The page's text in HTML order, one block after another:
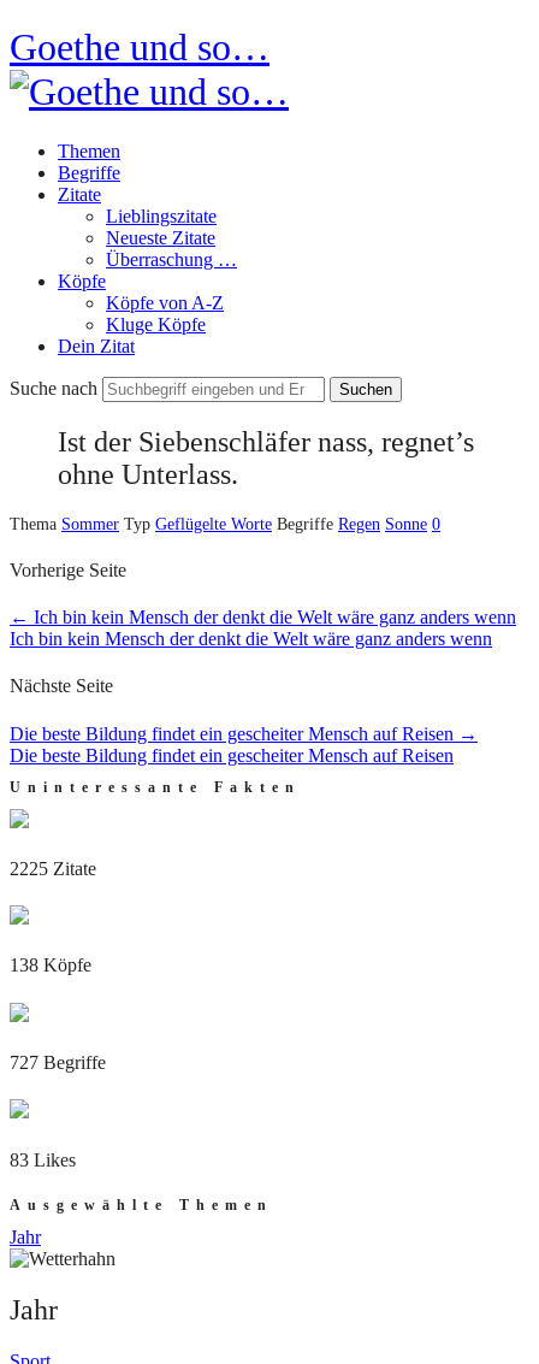
Goethe und so…
Themen
Begriffe
Zitate
Lieblingszitate
Neueste Zitate
Überraschung …
Köpfe
Köpfe von A-Z
Kluge Köpfe
Dein Zitat
Suche nach
Ist der Siebenschläfer nass, regnet’s
ohne Unterlass.
Thema Sommer Typ Geflügelte Worte Begriffe Regen Sonne 0
Vorherige Seite
← Ich bin kein Mensch der denkt die Welt wäre ganz anders wenn
Ich bin kein Mensch der denkt die Welt wäre ganz anders wenn
Nächste Seite
Die beste Bildung findet ein gescheiter Mensch auf Reisen →
Die beste Bildung findet ein gescheiter Mensch auf Reisen
Uninteressante Fakten
2225 Zitate
138 Köpfe
727 Begriffe
83 Likes
Ausgewählte Themen
Jahr
Jahr